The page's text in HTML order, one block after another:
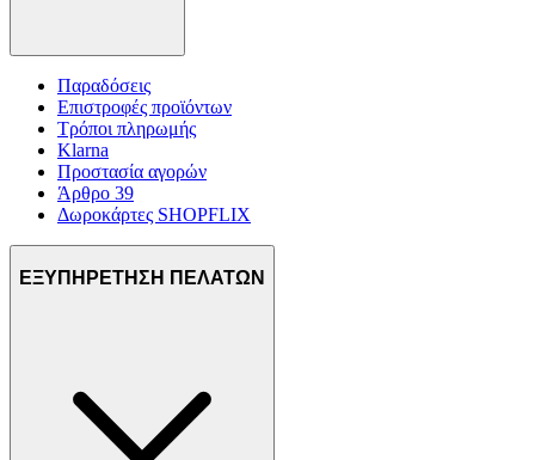
Παραδόσεις
Επιστροφές προϊόντων
Τρόποι πληρωμής
Klarna
Προστασία αγορών
Άρθρο 39
Δωροκάρτες SHOPFLIX
ΕΞΥΠΗΡΕΤΗΣΗ ΠΕΛΑΤΩΝ